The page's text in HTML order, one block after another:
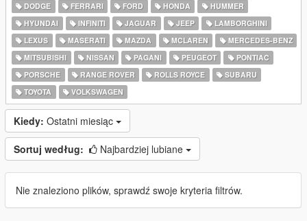
DODGE
FERRARI FORD HONDA
HUMMER
HYUNDAI
INFINITI JAGUAR JEEP
LAMBORGHINI
LEXUS
MASERATI MAZDA MCLAREN
MERCEDES-BENZ
MITSUBISHI
NISSAN PAGANI PEUGEOT
PONTIAC
PORSCHE
RANGE ROVER ROLLS ROYCE
SUBARU
TOYOTA
VOLKSWAGEN
Kiedy: Ostatni miesiąc
Sortuj według: Najbardziej lubiane
Nie znaleziono plików, sprawdź swoje kryteria filtrów.